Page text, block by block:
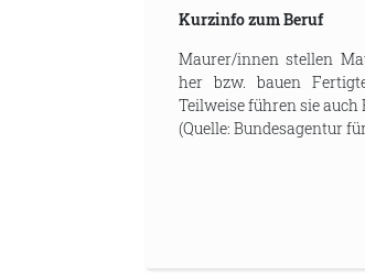
Kurzinfo zum Beruf
Maurer/innen stellen
her bzw. bauen
Teilweise führen sie
(Quelle: Bundesagentur